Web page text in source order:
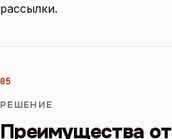
рассылки.
05
РЕШЕНИЕ
Преимущества от